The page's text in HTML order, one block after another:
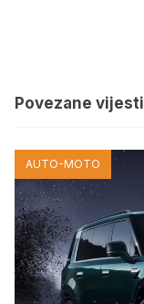
Povezane vijesti
AUTO-MOTO